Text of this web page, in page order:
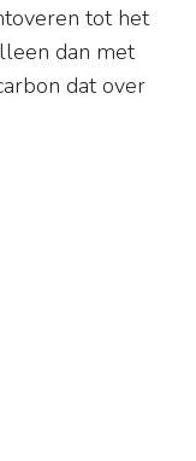
tot het
dan met
dat over